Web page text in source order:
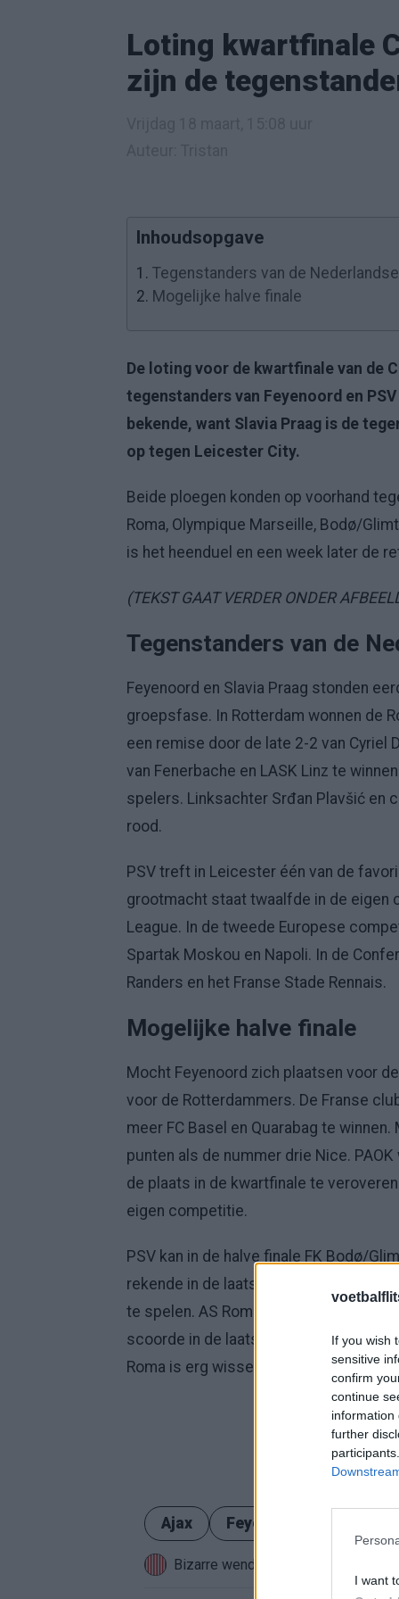
If you wish
sensitive
confirm
continue
information
further
I want
Loting kwartfinale
zijn de
Inhoudsopgave
1. Tegenstanders van de
2. Mogelijke halve finale
De loting voor de kwartfinale van de
tegenstanders van Feyenoord en
bekende, want Slavia Praag is de
op tegen Leicester City.
Beide ploegen konden op voorhand
Roma, Olympique Marseille, Bodø/
is het heenduel en een week later de
(TEKST GAAT VERDER ONDER
Tegenstanders van de
Feyenoord en Slavia Praag stonden
groepsfase. In Rotterdam wonnen de
een remise door de late 2-2 van
van Fenerbache en LASK Linz te
spelers. Linksachter Srđan Plavšić en
rood.
PSV treft in Leicester één van de
grootmacht staat twaalfde in de eigen
League. In de tweede Europese
Spartak Moskou en Napoli. In de
Randers en het Franse Stade Rennais.
Mogelijke halve finale
Mocht Feyenoord zich plaatsen voor
voor de Rotterdammers. De Franse
meer FC Basel en Quarabag te
punten als de nummer drie Nice.
de plaats in de kwartfinale te
eigen competitie.
PSV kan in de halve finale FK Bodø/
rekende in de laatste zestien af met
te spelen. AS Roma reisde in de vorige
scoorde in de laatste minuut tegen
Roma is erg wisselvallig dit seizoen
Ajax Feyenoord
Bizarre wending bij PSV: speler